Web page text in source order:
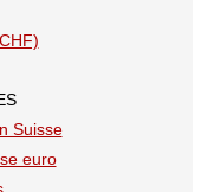
Suisse
euro